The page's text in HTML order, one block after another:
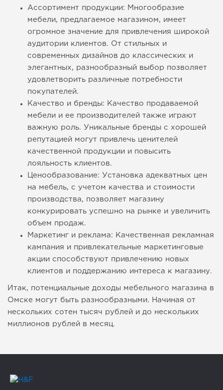
Ассортимент продукции: Многообразие
мебели, предлагаемое магазином, имеет
огромное значение для привлечения широкой
аудитории клиентов. От стильных и
современных дизайнов до классических и
элегантных, разнообразный выбор позволяет
удовлетворить различные потребности
покупателей.
Качество и бренды: Качество продаваемой
мебели и ее производителей также играют
важную роль. Уникальные бренды с хорошей
репутацией могут привлечь ценителей
качественной продукции и повысить
лояльность клиентов.
Ценообразование: Установка адекватных цен
на мебель, с учетом качества и стоимости
производства, позволяет магазину
конкурировать успешно на рынке и увеличить
объем продаж.
Маркетинг и реклама: Качественная рекламная
кампания и привлекательные маркетинговые
акции способствуют привлечению новых
клиентов и поддержанию интереса к магазину.
Итак, потенциальные доходы мебельного магазина в
Омске могут быть разнообразными. Начиная от
нескольких сотен тысяч рублей и до нескольких
миллионов рублей в месяц.